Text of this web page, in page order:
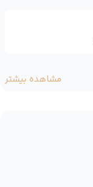
مشاهده بیشتر